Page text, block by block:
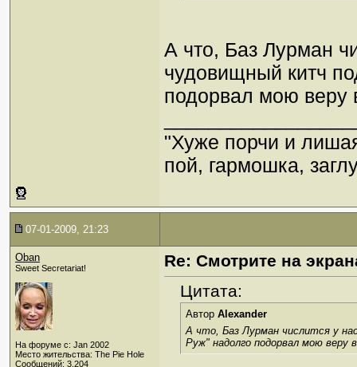
А что, Баз Лурман
чудовищный китч
подорвал мою веру
"Хуже порчи и
пой, гармошка,
07-01-2009, 21:23
Oban
Sweet Secretariat!
На форуме с: Jan 2002
Место жительства: The Pie Hole
Сообщений: 3,204
Re: Смотрите на
Цитата:
Автор Alexander
А что, Баз Лурман числится у
Руж" надолго подорвал мою веру